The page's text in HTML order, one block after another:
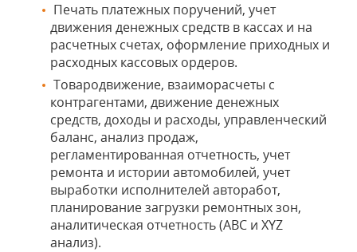
Печать платежных поручений, учет
движения денежных средств в кассах и на
расчетных счетах, оформление приходных и
расходных кассовых ордеров.
Товародвижение, взаиморасчеты с
контрагентами, движение денежных
средств, доходы и расходы, управленческий
баланс, анализ продаж,
регламентированная отчетность, учет
ремонта и истории автомобилей, учет
выработки исполнителей авторабот,
планирование загрузки ремонтных зон,
аналитическая отчетность (ABC и XYZ
анализ).